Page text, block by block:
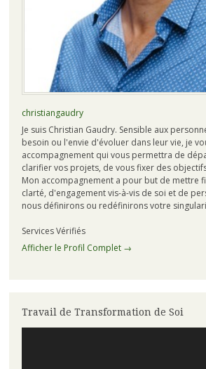
christiangaudry
Je suis Christian Gaudry. Sensible aux
besoin ou l'envie d'évoluer dans leur vie, je
accompagnement qui vous permettra de
clarifier vos projets, de vous fixer des
Mon accompagnement a pour but de mettre
clarté, d'engagement vis-à-vis de soi et de
nous définirons ou redéfinirons votre
Services Vérifiés
Afficher le Profil Complet →
Travail de Transformation de Soi